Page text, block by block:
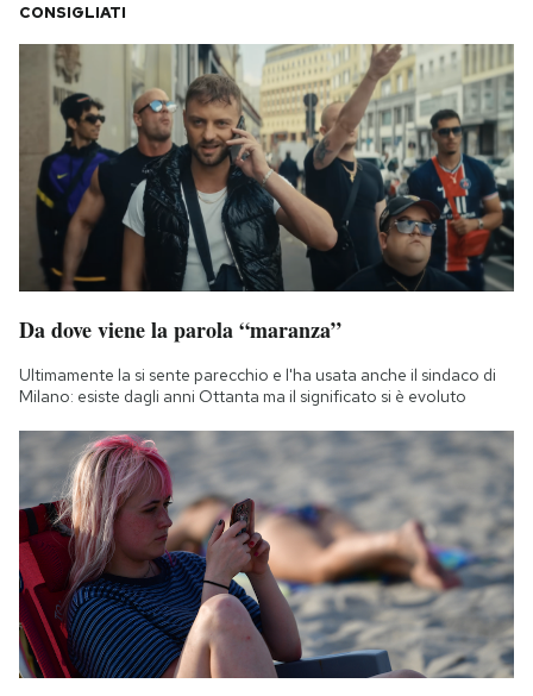
CONSIGLIATI
Da dove viene la parola “maranza”
Ultimamente la si sente parecchio e l'ha usata anche il sindaco di
Milano: esiste dagli anni Ottanta ma il significato si è evoluto